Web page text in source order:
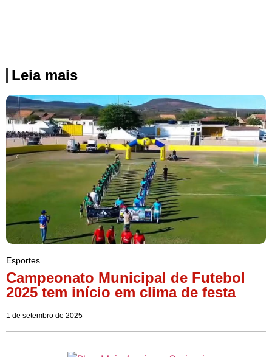
Leia mais
Esportes
Campeonato Municipal de Futebol
2025 tem início em clima de festa
1 de setembro de 2025